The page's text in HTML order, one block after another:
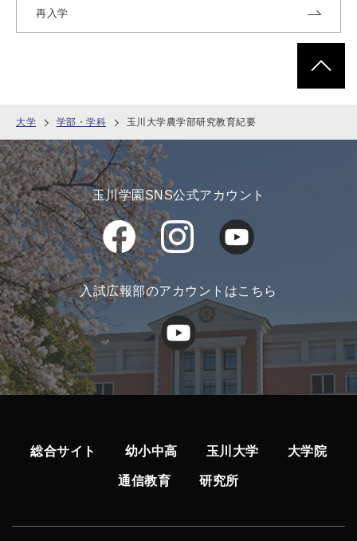
大学 学部・学科 玉川大学農学部研究教育紀要
再入学
玉川学園SNS公式アカウント
入試広報部のアカウントはこちら
総合サイト 幼小中高 玉川大学 大学院
通信教育 研究所